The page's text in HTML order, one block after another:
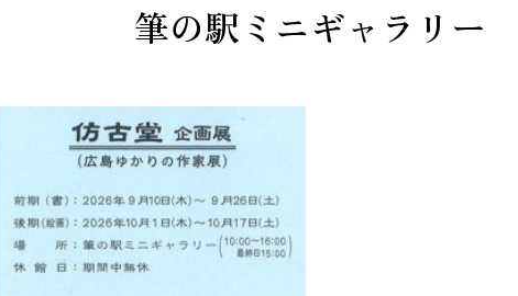
筆の駅ミニギャラリー